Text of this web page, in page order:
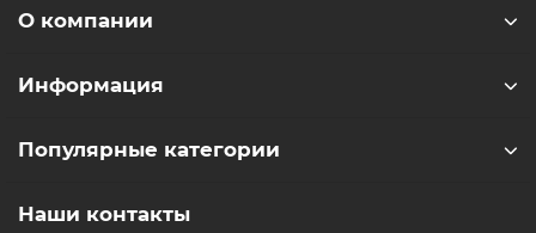
с захватывающим пространственным звуком. Личная
Apple Vision Pro выводит удобство использования
уровень. Приложение показывает собеседников
О компании
Информация
Популярные категории
Наши контакты